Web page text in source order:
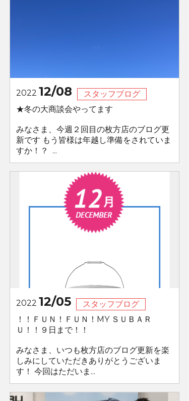
2022 12/08
スタッフブログ
★冬の大商談会やってます
みなさま、今週２回目の枚方店のブログ更
新です もう皆様は年越し準備をされていま
すか！？ ...
2022 12/05
スタッフブログ
！！ＦＵＮ！ＦＵＮ！MY ＳＵＢＡＲ
Ｕ！！９日まで！！
みなさま、いつも枚方店のブログ更新を楽
しみにしていただきありがとうございま
す！ 今回はただいま...